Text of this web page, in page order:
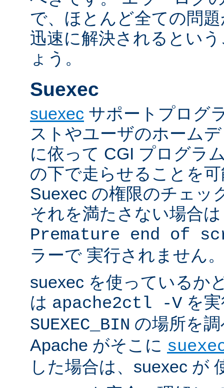
で、ほとんど全ての問
迅速に解決されるとい
ょう。
Suexec
suexec サポートプログ
ストやユーザのホーム
に依って CGI プログラ
の下で走らせることを
Suexec の権限のチェッ
それを満たさない場合
Premature end of
ラーで 実行されません
suexec を使っているか
は apache2ctl -V を
SUEXEC_BIN の場所を
Apache がそこに
した場合は、suexec が